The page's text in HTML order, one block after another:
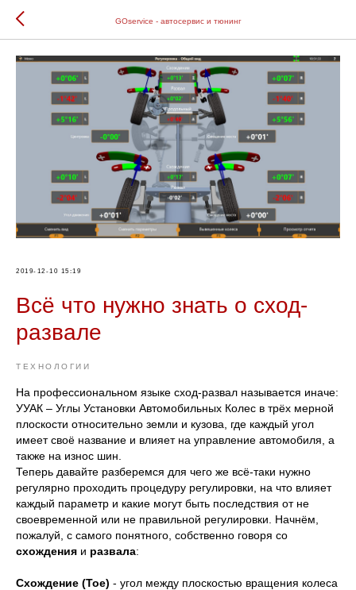
GOservice - автосервис и тюнинг
2019-12-10 15:19
Всё что нужно знать о сход-
развале
ТЕХНОЛОГИИ
На профессиональном языке сход-развал называется иначе:
УУАК – Углы Установки Автомобильных Колес в трёх мерной
плоскости относительно земли и кузова, где каждый угол
имеет своё название и влияет на управление автомобиля, а
также на износ шин.
Теперь давайте разберемся для чего же всё-таки нужно
регулярно проходить процедуру регулировки, на что влияет
каждый параметр и какие могут быть последствия от не
своевременной или не правильной регулировки. Начнём,
пожалуй, с самого понятного, собственно говоря со
схождения и развала:
Схождение (Toe) - угол между плоскостью вращения колеса